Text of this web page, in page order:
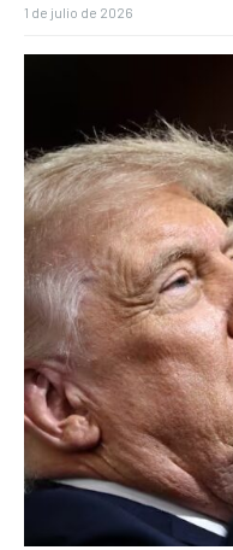
1 de julio de 2026